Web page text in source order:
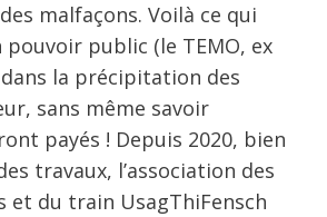
malfaçons. Voilà ce qui
public (le TEMO, ex
dans la précipitation des
sans même savoir
payés ! Depuis 2020, bien
travaux, l’association des
et du train UsagThiFensch